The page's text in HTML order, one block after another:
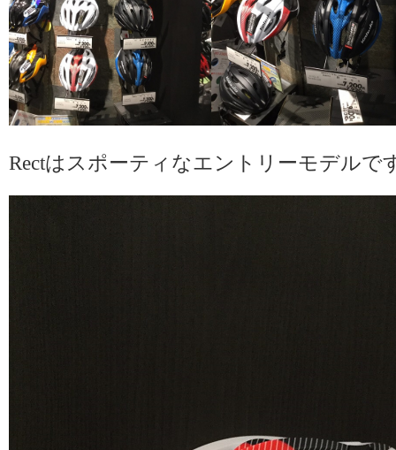
Rectはスポーティなエントリーモデルで